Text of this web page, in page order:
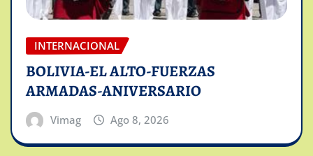
INTERNACIONAL
BOLIVIA-EL ALTO-FUERZAS
ARMADAS-ANIVERSARIO
Vimag Ago 8, 2026